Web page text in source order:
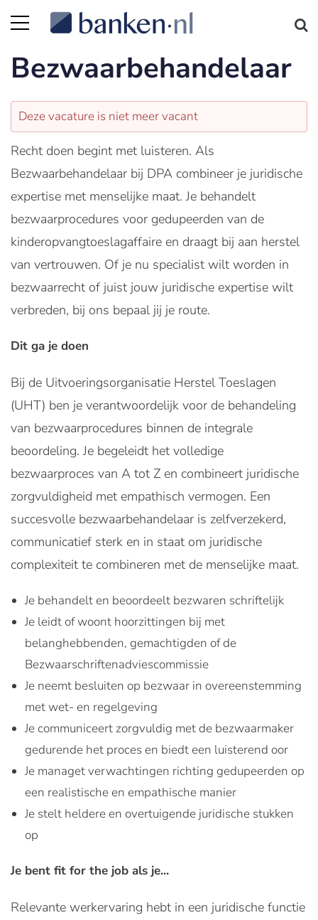
Bezwaarbehandelaar
Deze vacature is niet meer vacant
Recht doen begint met luisteren. Als
Bezwaarbehandelaar bij DPA combineer je juridische
expertise met menselijke maat. Je behandelt
bezwaarprocedures voor gedupeerden van de
kinderopvangtoeslagaffaire en draagt bij aan herstel
van vertrouwen. Of je nu specialist wilt worden in
bezwaarrecht of juist jouw juridische expertise wilt
verbreden, bij ons bepaal jij je route.
Dit ga je doen
Bij de Uitvoeringsorganisatie Herstel Toeslagen
(UHT) ben je verantwoordelijk voor de behandeling
van bezwaarprocedures binnen de integrale
beoordeling. Je begeleidt het volledige
bezwaarproces van A tot Z en combineert juridische
zorgvuldigheid met empathisch vermogen. Een
succesvolle bezwaarbehandelaar is zelfverzekerd,
communicatief sterk en in staat om juridische
complexiteit te combineren met de menselijke maat.
Je behandelt en beoordeelt bezwaren schriftelijk
Je leidt of woont hoorzittingen bij met
belanghebbenden, gemachtigden of de
Bezwaarschriftenadviescommissie
Je neemt besluiten op bezwaar in overeenstemming
met wet- en regelgeving
Je communiceert zorgvuldig met de bezwaarmaker
gedurende het proces en biedt een luisterend oor
Je managet verwachtingen richting gedupeerden op
een realistische en empathische manier
Je stelt heldere en overtuigende juridische stukken
op
Je bent fit for the job als je...
Relevante werkervaring hebt in een juridische functie